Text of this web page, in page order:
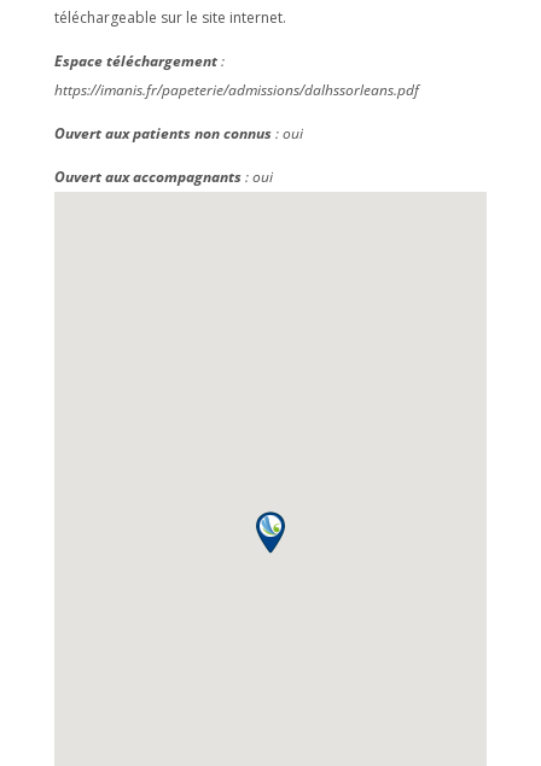
téléchargeable sur le site internet.
Espace téléchargement:
https://imanis.fr/papeterie/admissions/dalhssorleans.pdf
Ouvert aux patients non connus: oui
Ouvert aux accompagnants: oui